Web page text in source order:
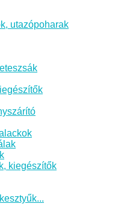
utazópoharak
kiegészítők